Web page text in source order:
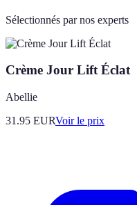
Sélectionnés par nos experts
Crème Jour Lift Éclat
Abellie
31.95 EURVoir le prix